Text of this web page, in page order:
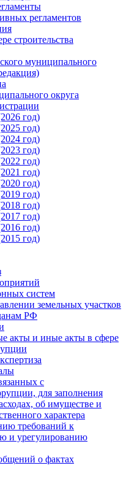
регламентов
строительства
муниципального
округа
год)
год)
год)
год)
год)
год)
год)
год)
год)
год)
год)
год)
систем
земельных участков
РФ
акты и иные акты в сфере
с
для заполнения
об имуществе и
характера
требований к
и урегулированию
о фактах